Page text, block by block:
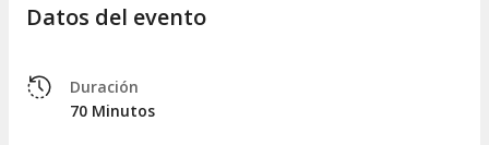
Datos del evento
Duración
70 Minutos